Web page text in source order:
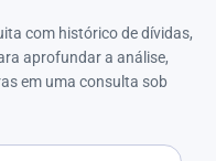
com histórico de dívidas,
aprofundar a análise,
em uma consulta sob